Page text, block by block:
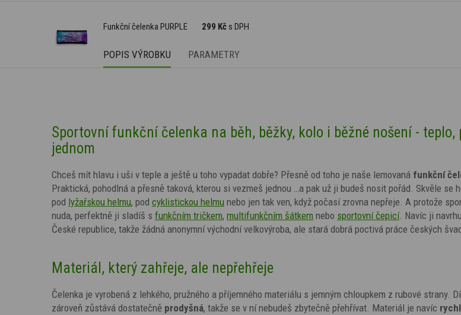
Funkční čelenka PURPLE 299 Kčs DPH
POPIS VÝROBKU PARAMETRY
Sportovní funkční čelenka na běh, běžky, kolo i běžné nošení - teplo,
jednom
Chceš mít hlavu i uši v teple a ještě u toho vypadat dobře? Přesně od toho je naše lemovaná funkční
Praktická, pohodlná a přesně taková, kterou si vezmeš jednou …a pak už ji budeš nosit pořád. Skvěle se
pod lyžařskou helmu, pod cyklistickou helmu nebo jen tak ven, když počasí zrovna nepřeje. A protože
nuda, perfektně ji sladíš s funkčním tričkem, multifunkčním šátkem nebo sportovní čepicí. Navíc ji
České republice, takže žádná anonymní východní velkovýroba, ale stará dobrá poctivá práce českých
Materiál, který zahřeje, ale nepřehřeje
Čelenka je vyrobená z lehkého, pružného a příjemného materiálu s jemným chloupkem z rubové strany.
zároveň zůstává dostatečně prodyšná, takže se v ní nebudeš zbytečně přehřívat. Materiál je navíc